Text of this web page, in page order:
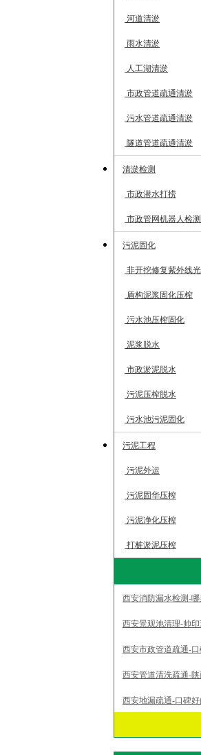
河道清淤
雨水清淤
人工湖清淤
市政管道疏通清淤
污水管道疏通清淤
隧道管道疏通清淤
清淤检测
市政潜水打捞
市政管网机器人检测
污泥固化
非开挖修复紫外线
盾构泥浆固化压榨
污水池压榨固化
泥浆脱水
市政淤泥脱水
污泥压榨脱水
污水池污泥固化
污泥工程
污泥外运
污泥固华压榨
污泥净化压榨
打桩淤泥压榨
西安消防漏水检测-
西安景观池清理-帅
西安市政管道疏通-
西安管道清洗疏通-
西安地漏疏通-口碑